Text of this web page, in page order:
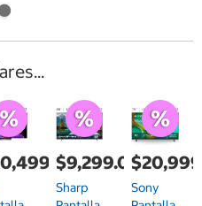
$9,299.00
Sharp
Sony